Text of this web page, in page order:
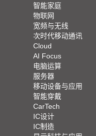
智能家庭
物联网
宽频与无线
次时代移动通讯
Cloud
AI Focus
电脑运算
服务器
移动设备与应用
智能穿戴
CarTech
IC设计
IC制造